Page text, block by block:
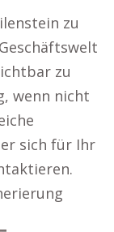
zu
zu
wenn nicht
sich für Ihr